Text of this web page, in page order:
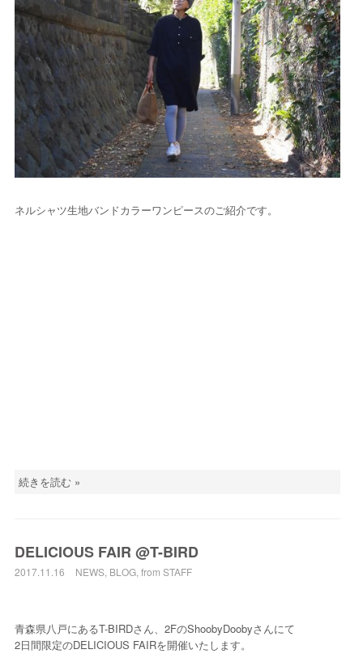
ネルシャツ生地バンドカラーワンピースのご紹介です。
続きを読む »
DELICIOUS FAIR @T-BIRD
2017.11.16 NEWS, BLOG, from STAFF
青森県八戸にあるT-BIRDさん、2FのShoobyDoobyさんにて
2日間限定のDELICIOUS FAIRを開催いたします。